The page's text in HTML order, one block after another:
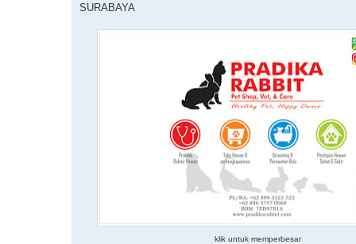
SURABAYA
klik untuk memperbesar